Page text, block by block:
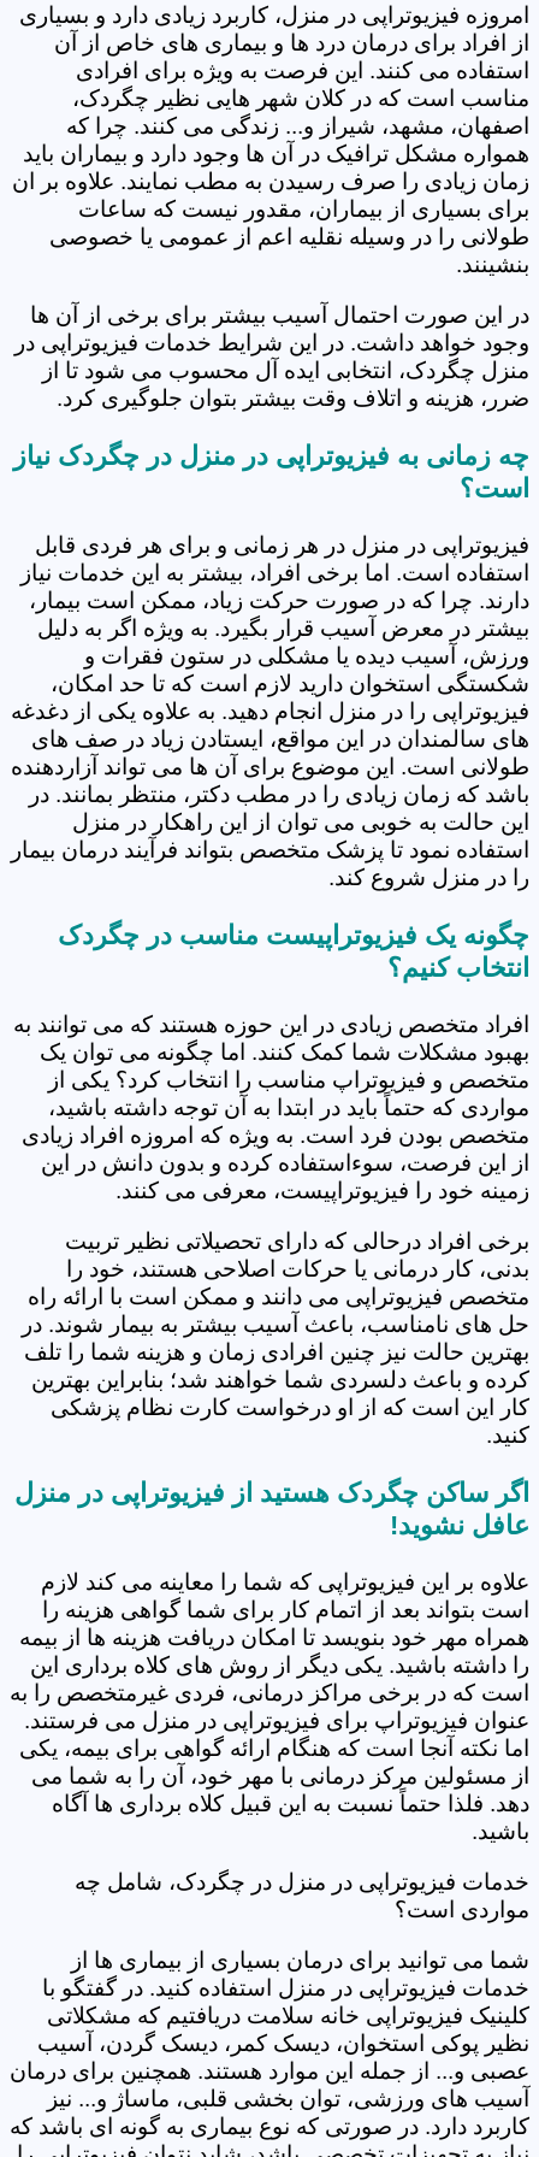
امروزه فیزیوتراپی در منزل، کاربرد زیادی دارد و بسیاری
از افراد برای درمان درد ها و بیماری های خاص از آن
استفاده می کنند. این فرصت به ویژه برای افرادی
مناسب است که در کلان شهر هایی نظیر چگردک،
اصفهان، مشهد، شیراز و... زندگی می کنند. چرا که
همواره مشکل ترافیک در آن ها وجود دارد و بیماران باید
زمان زیادی را صرف رسیدن به مطب نمایند. علاوه بر ان
برای بسیاری از بیماران، مقدور نیست که ساعات
طولانی را در وسیله نقلیه اعم از عمومی یا خصوصی
بنشینند.
در این صورت احتمال آسیب بیشتر برای برخی از آن ها
وجود خواهد داشت. در این شرایط خدمات فیزیوتراپی در
منزل چگردک، انتخابی ایده آل محسوب می شود تا از
ضرر، هزینه و اتلاف وقت بیشتر بتوان جلوگیری کرد.
چه زمانی به فیزیوتراپی در منزل در چگردک نیاز
است؟
فیزیوتراپی در منزل در هر زمانی و برای هر فردی قابل
استفاده است. اما برخی افراد، بیشتر به این خدمات نیاز
دارند. چرا که در صورت حرکت زیاد، ممکن است بیمار،
بیشتر در معرض آسیب قرار بگیرد. به ویژه اگر به دلیل
ورزش، آسیب دیده یا مشکلی در ستون فقرات و
شکستگی استخوان دارید لازم است که تا حد امکان،
فیزیوتراپی را در منزل انجام دهید. به علاوه یکی از دغدغه
های سالمندان در این مواقع، ایستادن زیاد در صف های
طولانی است. این موضوع برای آن ها می تواند آزاردهنده
باشد که زمان زیادی را در مطب دکتر، منتظر بمانند. در
این حالت به خوبی می توان از این راهکار در منزل
استفاده نمود تا پزشک متخصص بتواند فرآیند درمان بیمار
را در منزل شروع کند.
چگونه یک فیزیوتراپیست مناسب در چگردک
انتخاب کنیم؟
افراد متخصص زیادی در این حوزه هستند که می توانند به
بهبود مشکلات شما کمک کنند. اما چگونه می توان یک
متخصص و فیزیوتراپ مناسب را انتخاب کرد؟ یکی از
مواردی که حتماً باید در ابتدا به آن توجه داشته باشید،
متخصص بودن فرد است. به ویژه که امروزه افراد زیادی
از این فرصت، سوءاستفاده کرده و بدون دانش در این
زمینه خود را فیزیوتراپیست، معرفی می کنند.
برخی افراد درحالی که دارای تحصیلاتی نظیر تربیت
بدنی، کار درمانی یا حرکات اصلاحی هستند، خود را
متخصص فیزیوتراپی می دانند و ممکن است با ارائه راه
حل های نامناسب، باعث آسیب بیشتر به بیمار شوند. در
بهترین حالت نیز چنین افرادی زمان و هزینه شما را تلف
کرده و باعث دلسردی شما خواهند شد؛ بنابراین بهترین
کار این است که از او درخواست کارت نظام پزشکی
کنید.
اگر ساکن چگردک هستید از فیزیوتراپی در منزل
عافل نشوید!
علاوه بر این فیزیوتراپی که شما را معاینه می کند لازم
است بتواند بعد از اتمام کار برای شما گواهی هزینه را
همراه مهر خود بنویسد تا امکان دریافت هزینه ها از بیمه
را داشته باشید. یکی دیگر از روش های کلاه برداری این
است که در برخی مراکز درمانی، فردی غیرمتخصص را به
عنوان فیزیوتراپ برای فیزیوتراپی در منزل می فرستند.
اما نکته آنجا است که هنگام ارائه گواهی برای بیمه، یکی
از مسئولین مرکز درمانی با مهر خود، آن را به شما می
دهد. فلذا حتماً نسبت به این قبیل کلاه برداری ها آگاه
باشید.
خدمات فیزیوتراپی در منزل در چگردک، شامل چه
مواردی است؟
شما می توانید برای درمان بسیاری از بیماری ها از
خدمات فیزیوتراپی در منزل استفاده کنید. در گفتگو با
کلینیک فیزیوتراپی خانه سلامت دریافتیم که مشکلاتی
نظیر پوکی استخوان، دیسک کمر، دیسک گردن، آسیب
عصبی و... از جمله این موارد هستند. همچنین برای درمان
آسیب های ورزشی، توان بخشی قلبی، ماساژ و... نیز
کاربرد دارد. در صورتی که نوع بیماری به گونه ای باشد که